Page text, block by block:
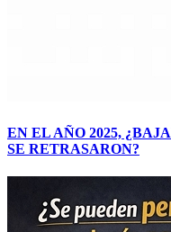
EN EL AÑO 2025,
SE RETRASARON?